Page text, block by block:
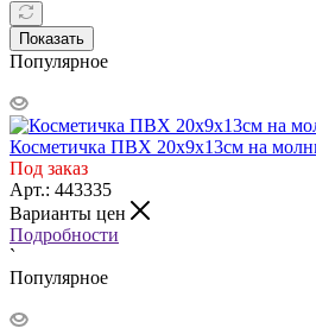
Показать
Популярное
Косметичка ПВХ 20x9x13см на
Под заказ
Арт.: 443335
Варианты цен
Подробности
`
Популярное